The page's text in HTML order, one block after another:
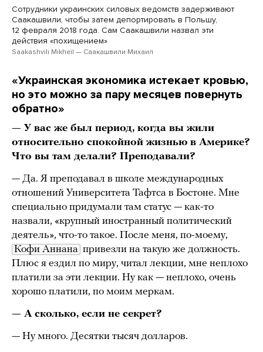
Сотрудники украинских силовых ведомств задерживают
Саакашвили, чтобы затем депортировать в Польшу,
12 февраля 2018 года. Сам Саакашвили назвал эти
действия «похищением»
Saakashvili Mikheil — Саакашвили Mихаил
«Украинская экономика истекает кровью,
но это можно за пару месяцев повернуть
обратно»
— У вас же был период, когда вы жили
относительно спокойной жизнью в Америке?
Что вы там делали? Преподавали?
— Да. Я преподавал в школе международных
отношений Университета Тафтса в Бостоне. Мне
специально придумали там статус — как-то
назвали, «крупный иностранный политический
деятель», что-то такое. После меня, по-моему,
Кофи Аннана привезли на такую же должность.
Плюс я ездил по миру, читал лекции, мне неплохо
платили за эти лекции. Ну как — неплохо, очень
хорошо платили, по моим меркам.
— А сколько, если не секрет?
— Ну много. Десятки тысяч долларов.